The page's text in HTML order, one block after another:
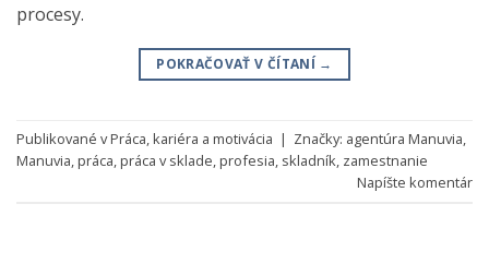
procesy.
POKRAČOVAŤ V ČÍTANÍ →
Publikované vPráca, kariéra a motivácia | Značky: agentúra Manuvia,
Manuvia,práca,práca v sklade,profesia, skladník, zamestnanie
Napíšte komentár